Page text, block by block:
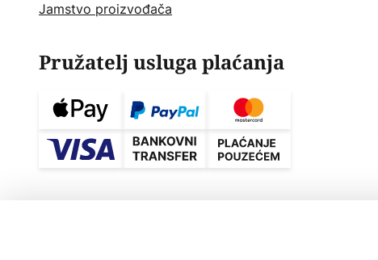
Jamstvo proizvođača
Pružatelj usluga plaćanja